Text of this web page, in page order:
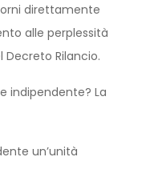
direttamente
alle perplessità
Decreto Rilancio.
indipendente? La
un’unità